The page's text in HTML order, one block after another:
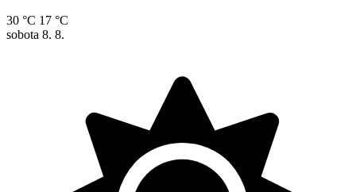
30 °C 17 °C
sobota 8. 8.